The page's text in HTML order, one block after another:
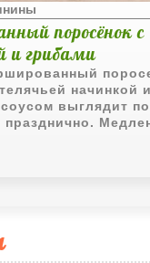
поросёнок с
и грибами
начинкой и
выглядит
празднично.
делает мясо
придает блюду